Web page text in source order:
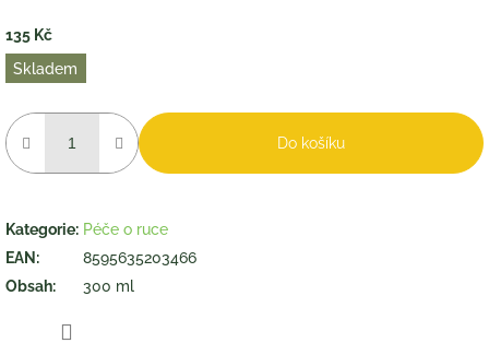
135 Kč
Měrná
cena:
Skladem
Do košíku
Kategorie: Péče o ruce
EAN :
8595635203466
Obsah: 300 ml